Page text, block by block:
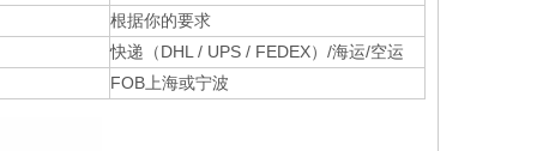
根据你的要求
快递（DHL / UPS / FEDEX）/海运/空运
FOB上海或宁波